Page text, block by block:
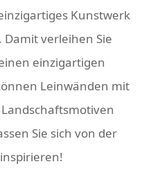
Kunstwerk
verleihen Sie
einzigartigen
Leinwänden mit
Sie sich von der